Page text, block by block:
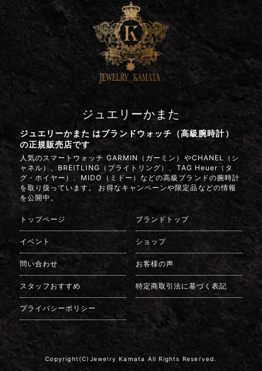
ジュエリーかまた
ジュエリーかまた はブランドウォッチ（高級腕時計）
の正規販売店です
人気のスマートウォッチ GARMIN（ガーミン）やCHANEL（シ
ャネル）、BREITLING（ブライトリング）、TAG Heuer（タ
グ・ホイヤー）、MIDO（ミドー）などの高級ブランドの腕時計
を取り扱っています。 お得なキャンペーンや限定品などの情報
を公開中。
トップページ ブランドトップ
イベント ショップ
問い合わせ お客様の声
スタッフおすすめ 特定商取引法に基づく表記
プライバシーポリシー
Copyright(C)Jewelry Kamata All Rights Reserved.